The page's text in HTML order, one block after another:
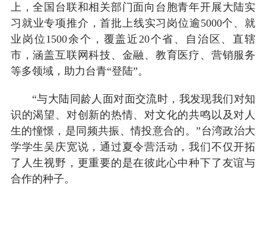
上，全国台联和相关部门面向台胞青年开展大陆实
习就业专项推介，首批上线实习岗位逾5000个、就
业岗位1500余个，覆盖近20个省、自治区、直辖
市，涵盖互联网科技、金融、教育医疗、营销服务
等多领域，助力台青“登陆”。
“与大陆同龄人面对面交流时，我发现我们对知
识的渴望、对创新的热情、对文化的共鸣以及对人
生的憧憬，是同频共振、情投意合的。”台湾政治大
学学生吴庆宽说，通过夏令营活动，我们不仅开拓
了人生视野，更重要的是在彼此心中种下了友谊与
合作的种子。